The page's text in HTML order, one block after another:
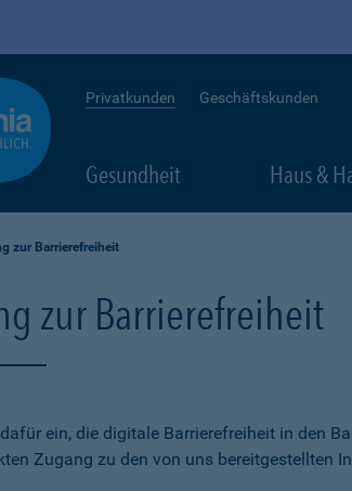
Privatkunden Geschäftskunden
Gesundheit Haus &
zur Barrierefreiheit
zur Barrierefreiheit
ein, die digitale Barrierefreiheit in den
Zugang zu den von uns bereitgestellten